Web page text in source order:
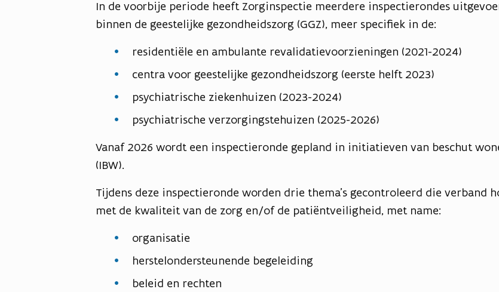
In de voorbije periode heeft Zorginspectie meerdere inspectierondes
binnen de geestelijke gezondheidszorg (GGZ), meer specifiek in de:
residentiële en ambulante revalidatievoorzieningen (2021-2024)
centra voor geestelijke gezondheidszorg (eerste helft 2023)
psychiatrische ziekenhuizen (2023-2024)
psychiatrische verzorgingstehuizen (2025-2026)
Vanaf 2026 wordt een inspectieronde gepland in initiatieven van beschut
(IBW).
Tijdens deze inspectieronde worden drie thema's gecontroleerd die verband
met de kwaliteit van de zorg en/of de patiëntveiligheid, met name:
organisatie
herstelondersteunende begeleiding
beleid en rechten